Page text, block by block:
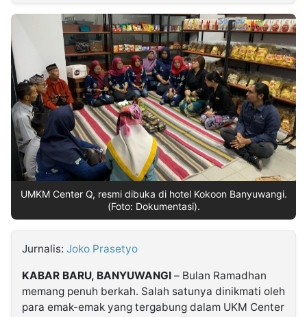
INDONESIA
Partner
Insight
NTB
Suara
Time
Lens
IDN
Daily
Jogja
Jalan
Rakyat
Idealita
News
Kita
Notice
Dinamikapost.com
Radar
Baru
Seedbacklink
Follow
Kabarbaru
UMKM Center Q, resmi dibuka di hotel Kokoon Banyuwangi.
(Foto: Dokumentasi).
Jurnalis: Joko Prasetyo
KABAR BARU, BANYUWANGI – Bulan Ramadhan
memang penuh berkah. Salah satunya dinikmati oleh
para emak-emak yang tergabung dalam UKM Center